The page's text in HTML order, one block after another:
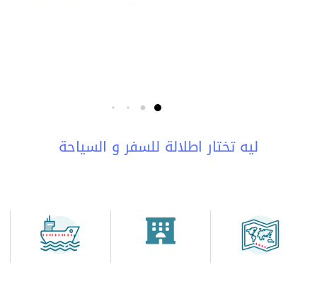
ليه تختار اطلالة للسفر و السياحة